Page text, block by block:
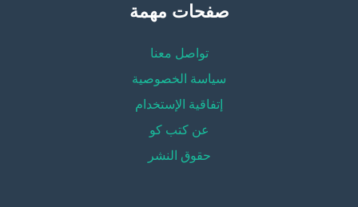
صفحات مهمة
تواصل معنا
سياسة الخصوصية
إتفاقية الإستخدام
عن كتب كو
حقوق النشر